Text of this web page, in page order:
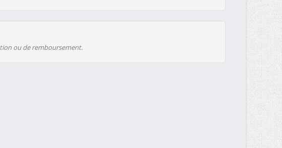
ou de remboursement.